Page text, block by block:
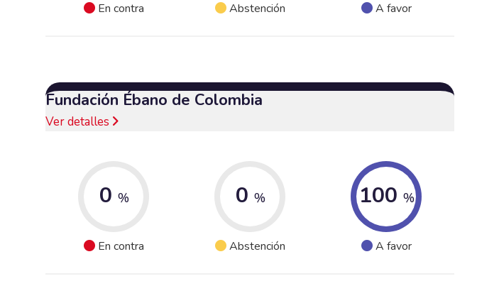
En contra Abstención A favor
Fundación Ébano de Colombia
Ver detalles
0 %
En contra
0 %
Abstención
100 %
A favor